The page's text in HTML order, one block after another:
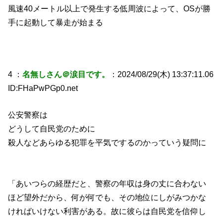
風速40メートル以上で発生する低周波によって、OSが勝
手に起動して暴走が始まる
4 ：名無しさん＠涙目です。
：2024/08/29(木) 13:37:11.06
ID:FHaPwPGp0.net
公安警察は
どうして自民党のために
殺人などあらゆる犯罪を平気でするのかっていう疑問に
「あいつらの経歴だと、警察の年収は身の丈に合わない
ほど望外だから、何が何でも、その地位にしがみつかな
ければいけない利害がある。故に彼らは自民党を信仰し